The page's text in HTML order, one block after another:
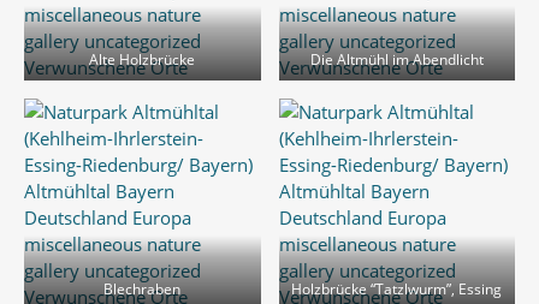
Alte Holzbrücke Die Altmühl im Abendlicht
Blechraben Holzbrücke “Tatzlwurm”, Essing